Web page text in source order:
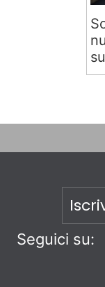
Seguici su: